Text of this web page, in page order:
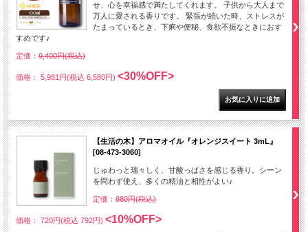
せ、心を幸福感で満たしてくれます。 子供から大人まで
万人に愛される香りです。 緊張が続いた時、ストレスが
たまっているとき、下痢や便秘、食欲不振なときにおす
すめです♪
定価： 9,400円(税込)
価格： 5,981円(税込 6,580円) <30%OFF>
【生活の木】アロマオイル『オレンジスイート 3mL』
[08-473-3060]
じゅわっと瑞々しく、甘酸っぱさを感じる香り。シーン
を問わず使え、多くの精油と相性がよい♪
定価： 880円(税込)
価格： 720円(税込 792円) <10%OFF>